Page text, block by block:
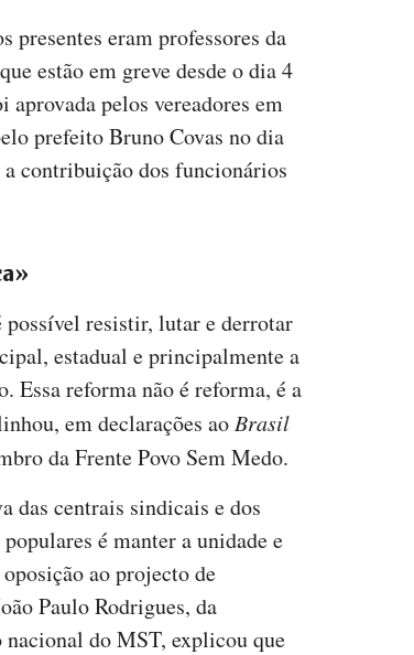
presentes eram professores da
estão em greve desde o dia 4
pelos vereadores em
prefeito Bruno Covas no dia
contribuição dos funcionários
possível resistir, lutar e derrotar
estadual e principalmente a
Essa reforma não é reforma, é a
em declarações ao Brasil
da Frente Povo Sem Medo.
das centrais sindicais e dos
é manter a unidade e
ao projecto de
Paulo Rodrigues, da
nacional do MST, explicou que